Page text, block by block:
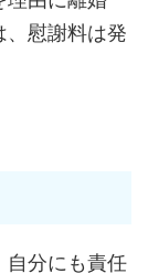
、慰謝料は発
自分にも責任